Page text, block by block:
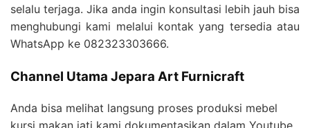
selalu terjaga. Jika anda ingin konsultasi lebih jauh bisa
menghubungi kami melalui kontak yang tersedia atau
WhatsApp ke 082323303666.
Channel Utama Jepara Art Furnicraft
Anda bisa melihat langsung proses produksi mebel
kursi makan jati kami dokumentasikan dalam Youtube